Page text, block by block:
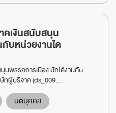
เงินสนับสนุน
บหน่วยงานใด
พรรคการเมือง มักได้งานกับ
ทผู้บริจาค (ds_009...
นิติบุคคล